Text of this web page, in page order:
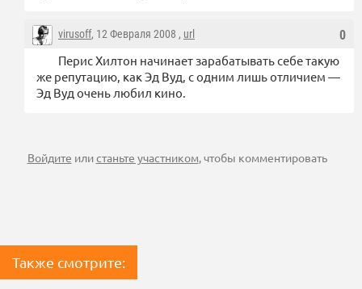
0
virusoff, 12 Февраля 2008 , url
Перис Хилтон начинает зарабатывать себе такую
же репутацию, как Эд Вуд, с одним лишь отличием —
Эд Вуд очень любил кино.
Войдите илистаньте участником, чтобы комментировать
Также смотрите: